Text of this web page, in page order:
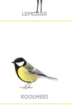
LEPELAAR
KOOLMEES